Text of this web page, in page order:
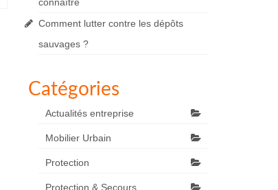
Comment lutter contre les dépôts
sauvages ?
Catégories
Actualités entreprise
Mobilier Urbain
Protection
Protection & Secours